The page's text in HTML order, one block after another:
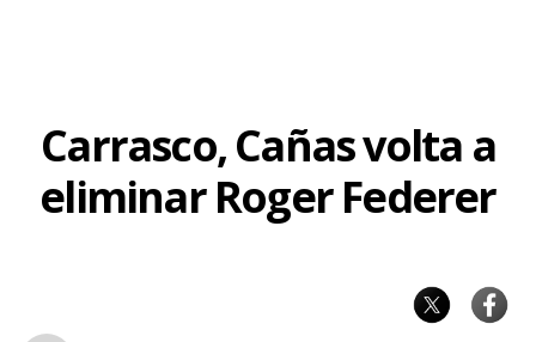
Carrasco, Cañas volta a
eliminar Roger Federer